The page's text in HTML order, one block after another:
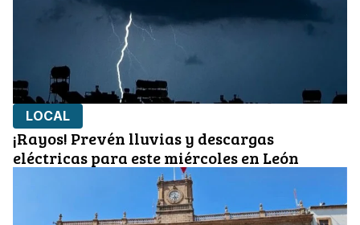
LOCAL
¡Rayos! Prevén lluvias y descargas
eléctricas para este miércoles en León